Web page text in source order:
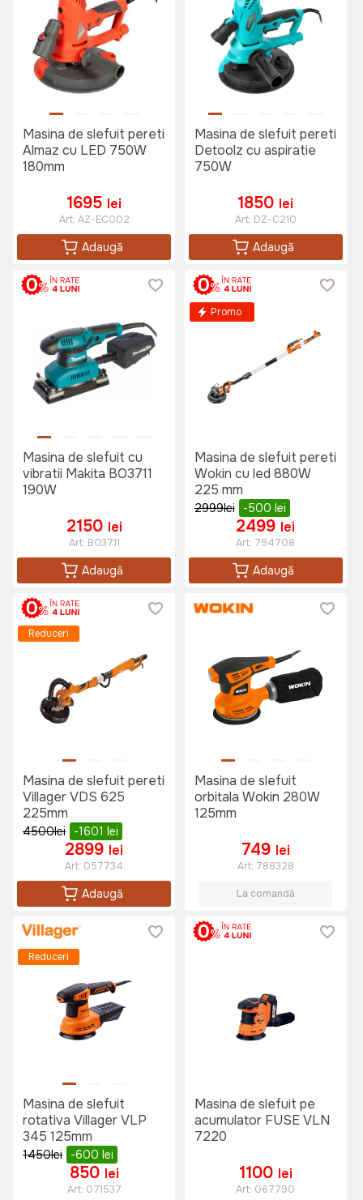
Masina de slefuit pereti
Almaz cu LED 750W
180mm
1695 lei
Art: AZ-EC002
Adaugă
Masina de slefuit pereti
Detoolz cu aspiratie
750W
1850 lei
Art: DZ-C210
Adaugă
Masina de slefuit cu
vibratii Makita BO3711
190W
2150 lei
Art: BO3711
Adaugă
Promo
Masina de slefuit pereti
Wokin cu led 880W
225 mm
2999lei -500 lei
2499 lei
Art: 794708
Adaugă
Reduceri
Masina de slefuit pereti
Villager VDS 625
225mm
4500lei -1601 lei
2899 lei
Art: 057734
Adaugă
Masina de slefuit
orbitala Wokin 280W
125mm
749 lei
Art: 788328
La comandă
Reduceri
Masina de slefuit
rotativa Villager VLP
345 125mm
1450lei -600 lei
850 lei
Art: 071537
Masina de slefuit pe
acumulator FUSE VLN
7220
1100 lei
Art: 067790